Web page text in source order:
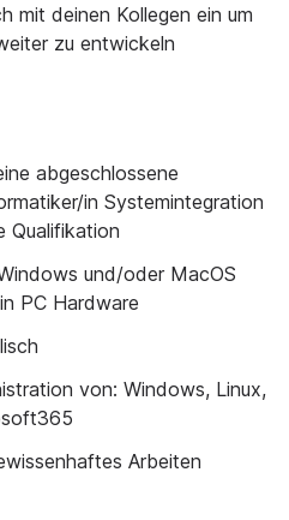
mit deinen Kollegen ein um
zu entwickeln
abgeschlossene
in Systemintegration
Qualifikation
und/oder MacOS
PC Hardware
von: Windows, Linux,
Arbeiten